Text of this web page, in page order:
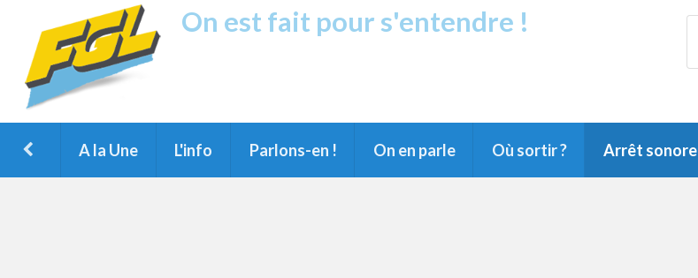
On est fait pour s'entendre !
A la Une L'info Parlons-en ! On en parle Où sortir ? Arrêt sonore